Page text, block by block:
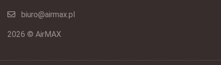
biuro@airmax.pl
2026 © AirMAX